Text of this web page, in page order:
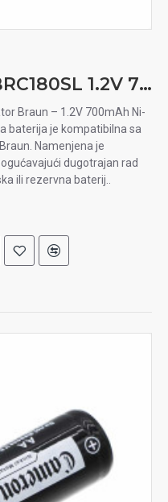
Cameron Sino CS-BRC180SL 1.2V 700mAh Ni-MH baterija za aparat za brijanje, epilator Braun
Braun – 1.2V 700mAh Ni-
baterija je kompatibilna sa
Namenjena je
dugotrajan rad
ili rezervna baterij..